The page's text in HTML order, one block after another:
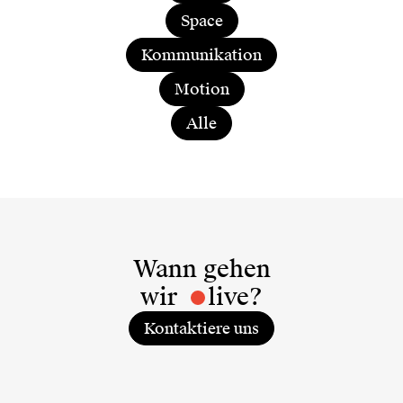
Space
Kommunikation
Motion
Alle
Wann gehen
wir
live?
Kontaktiere uns